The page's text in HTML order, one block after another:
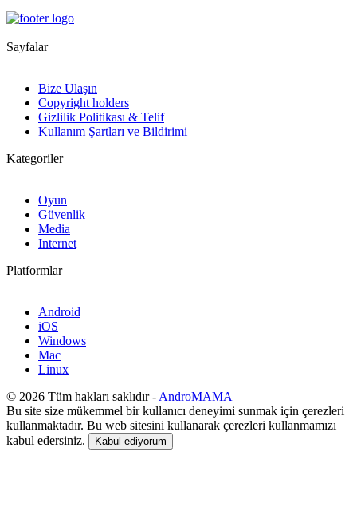
Sayfalar
Bize Ulaşın
Copyright holders
Gizlilik Politikası & Telif
Kullanım Şartları ve Bildirimi
Kategoriler
Oyun
Güvenlik
Media
Internet
Platformlar
Android
iOS
Windows
Mac
Linux
© 2026 Tüm hakları saklıdır - AndroMAMA
Bu site size mükemmel bir kullanıcı deneyimi sunmak için çerezleri
kullanmaktadır. Bu web sitesini kullanarak çerezleri kullanmamızı
kabul edersiniz.
Kabul ediyorum